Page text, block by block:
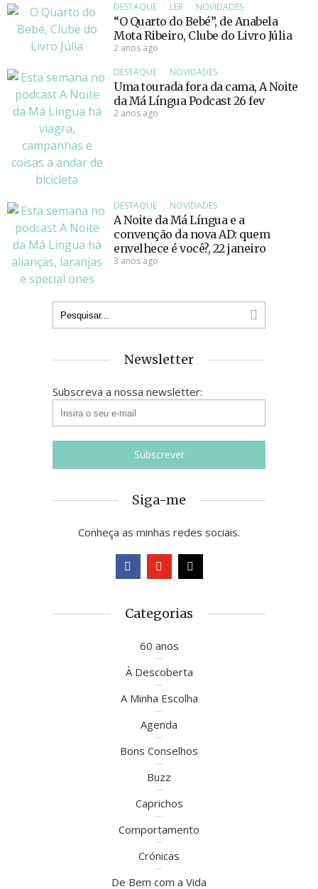
DESTAQUE LER NOVIDADES
“O Quarto do Bebé”, de Anabela
Mota Ribeiro, Clube do Livro Júlia
2 anos ago
DESTAQUE
NOVIDADES
Uma tourada fora da cama, A Noite
da Má Língua Podcast 26 fev
2 anos ago
DESTAQUE NOVIDADES
A Noite da Má Língua e a
convenção da nova AD: quem
envelhece é você?, 22 janeiro
3 anos ago
Newsletter
Subscreva a nossa newsletter:
Siga-me
Conheça as minhas redes sociais.
Categorias
60 anos
À Descoberta
A Minha Escolha
Agenda
Bons Conselhos
Buzz
Caprichos
Comportamento
Crónicas
De Bem com a Vida